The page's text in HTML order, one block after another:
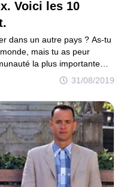
Voici les 10
31/08/2019
dans un autre pays ? As-tu
mais tu as peur
la plus importante
a constitué une
facile de s’adapter.